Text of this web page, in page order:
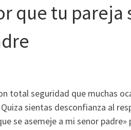
que tu pareja
total seguridad que muchas
sientas desconfianza al
se asemeje a mi senor